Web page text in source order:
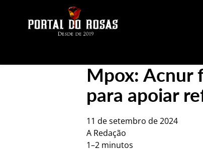
Mpox: Acnur
para apoiar
11 de setembro de 2024
A Redação
1–2 minutos